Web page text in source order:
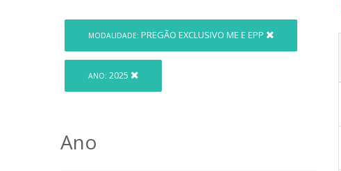
MODALIDADE: PREGÃO EXCLUSIVO ME E EPP
ANO: 2025
Ano